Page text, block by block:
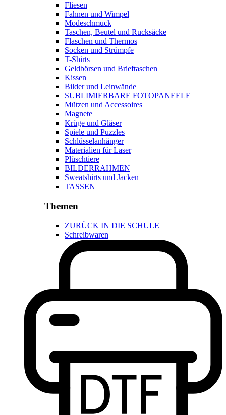
Fliesen
Fahnen und Wimpel
Modeschmuck
Taschen, Beutel und Rucksäcke
Flaschen und Thermos
Socken und Strümpfe
T-Shirts
Geldbörsen und Brieftaschen
Kissen
Bilder und Leinwände
SUBLIMIERBARE FOTOPANEELE
Mützen und Accessoires
Magnete
Krüge und Gläser
Spiele und Puzzles
Schlüsselanhänger
Materialien für Laser
Plüschtiere
BILDERRAHMEN
Sweatshirts und Jacken
TASSEN
Themen
ZURÜCK IN DIE SCHULE
Schreibwaren